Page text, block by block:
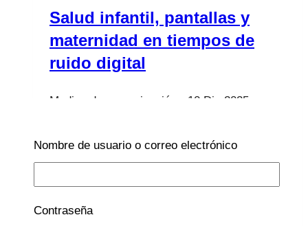
Salud infantil, pantallas y
maternidad en tiempos de
ruido digital
10 Dic 2025
consejos contradictorios, bulos que se
Nombre de usuario o correo electrónico
Contraseña